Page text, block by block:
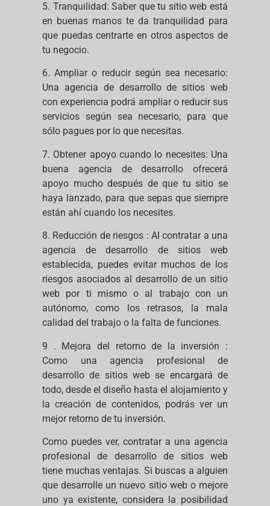
5. Tranquilidad: Saber que tu sitio web está
en buenas manos te da tranquilidad para
que puedas centrarte en otros aspectos de
tu negocio.
6. Ampliar o reducir según sea necesario:
Una agencia de desarrollo de sitios web
con experiencia podrá ampliar o reducir sus
servicios según sea necesario, para que
sólo pagues por lo que necesitas.
7. Obtener apoyo cuando lo necesites: Una
buena agencia de desarrollo ofrecerá
apoyo mucho después de que tu sitio se
haya lanzado, para que sepas que siempre
están ahí cuando los necesites.
8. Reducción de riesgos : Al contratar a una
agencia de desarrollo de sitios web
establecida, puedes evitar muchos de los
riesgos asociados al desarrollo de un sitio
web por ti mismo o al trabajo con un
autónomo, como los retrasos, la mala
calidad del trabajo o la falta de funciones.
9 . Mejora del retorno de la inversión :
Como una agencia profesional de
desarrollo de sitios web se encargará de
todo, desde el diseño hasta el alojamiento y
la creación de contenidos, podrás ver un
mejor retorno de tu inversión.
Como puedes ver, contratar a una agencia
profesional de desarrollo de sitios web
tiene muchas ventajas. Si buscas a alguien
que desarrolle un nuevo sitio web o mejore
uno ya existente, considera la posibilidad